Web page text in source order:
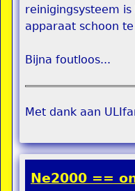
reinigingsysteem
apparaat schoon
Bijna foutloos...
Met dank aan
Ne2000 ==